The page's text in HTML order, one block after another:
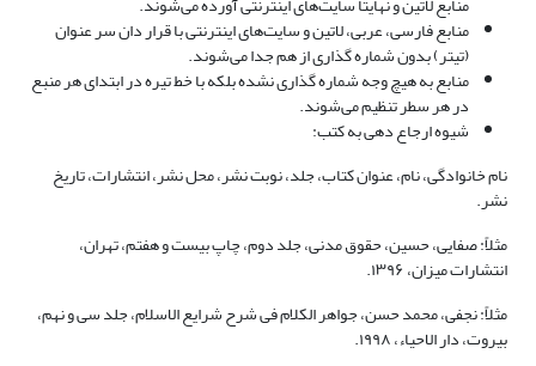
منابع فارسی، عربی، لاتین و سایت‌های اینترنتی با قرار دان سر عنوان
(تیتر) بدون شماره گذاری از هم جدا می‌شوند.
منابع به هیچ وجه شماره گذاری نشده بلکه با خط تیره در ابتدای هر منبع
در هر سطر تنظیم می‌شوند.
شیوه ارجاع دهی به کتب:
نام خانوادگی، نام، عنوان کتاب، جلد، نوبت نشر، محل نشر، انتشارات، تاریخ
نشر.
مثلاً: صفایی، حسین، حقوق مدنی، جلد دوم، چاپ بیست و هفتم، تهران،
انتشارات میزان، ۱۳۹۶.
مثلاً: نجفی، محمد حسن، جواهر الکلام فی شرح شرایع الاسلام، جلد سی و نهم،
بیروت، دار الاحیاء، ۱۹۹۸.